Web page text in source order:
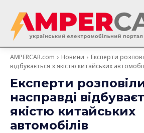
AMPERCAR.com Новини
Експерти
відбувається з якістю китайських
Експерти
насправді
якістю китайських
автомобілів